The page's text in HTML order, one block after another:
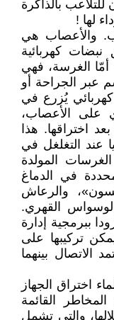
بالذاكرة
لها !
والأعصاب هي
نبضات كهربائية
الغرسة، فهي
عبر الجراحة أو
يُزرع في
على الأعصاب،
اختراقها. هذا
عند التغلغل في
المولدة
في الدماغ
والرعاش
القهري.
ببرمجية إدارة
تركيبها على
الاتصال بينهما
اختراق الجهاز
القائمة
والتي تشمل